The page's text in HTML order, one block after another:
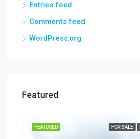
Entries feed
Comments feed
WordPress.org
Featured
FOR SALE
FEATURED